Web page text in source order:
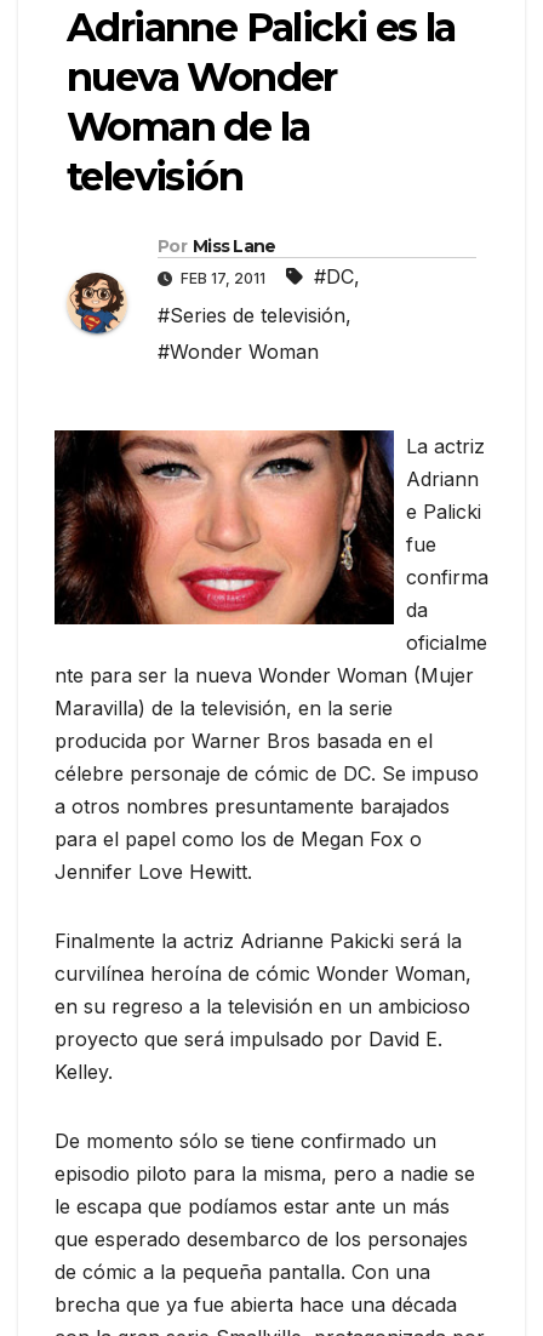
Adrianne Palicki es la
nueva Wonder
Woman de la
televisión
Por Miss Lane
FEB 17, 2011 #DC,
#Series de televisión,
#Wonder Woman
La actriz
Adriann
e Palicki
fue
confirma
da
oficialme
nte para ser la nueva Wonder Woman (Mujer
Maravilla) de la televisión, en la serie
producida por Warner Bros basada en el
célebre personaje de cómic de DC. Se impuso
a otros nombres presuntamente barajados
para el papel como los de Megan Fox o
Jennifer Love Hewitt.
Finalmente la actriz Adrianne Pakicki será la
curvilínea heroína de cómic Wonder Woman,
en su regreso a la televisión en un ambicioso
proyecto que será impulsado por David E.
Kelley.
De momento sólo se tiene confirmado un
episodio piloto para la misma, pero a nadie se
le escapa que podíamos estar ante un más
que esperado desembarco de los personajes
de cómic a la pequeña pantalla. Con una
brecha que ya fue abierta hace una década